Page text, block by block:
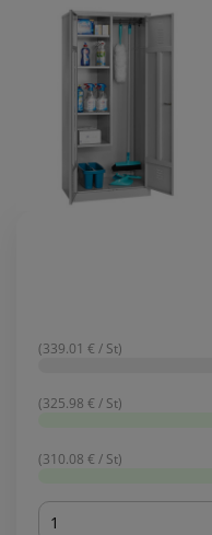
(339.01 € / St)
(325.98 € / St)
(310.08 € / St)
Menge